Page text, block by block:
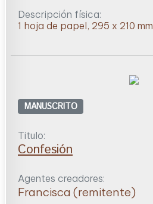
Descripción física:
1 hoja de papel, 295 x 210 mm
MANUSCRITO
Titulo:
Confesión
Agentes creadores:
Francisca (remitente)